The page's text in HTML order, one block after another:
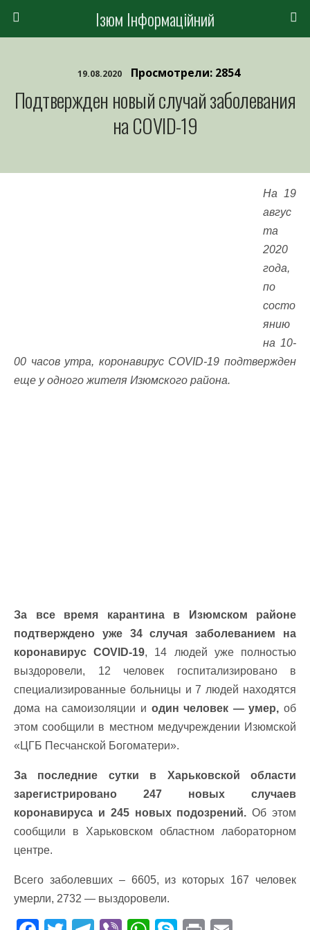
Ізюм Інформаційний
19.08.2020 Просмотрели: 2854
Подтвержден новый случай заболевания
на COVID-19
На 19
авгус
та
2020
года,
по
состо
янию
на 10-
00 часов утра, коронавирус COVID-19 подтвержден
еще у одного жителя Изюмского района.
За все время карантина в Изюмском районе
подтверждено уже 34 случая заболеванием на
коронавирус COVID-19, 14 людей уже полностью
выздоровели, 12 человек госпитализировано в
специализированные больницы и 7 людей находятся
дома на самоизоляции и один человек — умер, об
этом сообщили в местном медучреждении Изюмской
«ЦГБ Песчанской Богоматери».
За последние сутки в Харьковской области
зарегистрировано 247 новых случаев
коронавируса и 245 новых подозрений.Об этом
сообщили в Харьковском областном лабораторном
центре.
Всего заболевших – 6605, из которых 167 человек
умерли, 2732 — выздоровели.